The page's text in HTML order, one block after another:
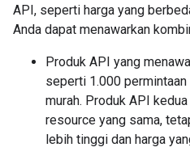
API, seperti harga yang
Anda dapat menawarkan
Produk API yang
seperti 1.000 permintaan
murah. Produk API
resource yang sama,
lebih tinggi dan harga